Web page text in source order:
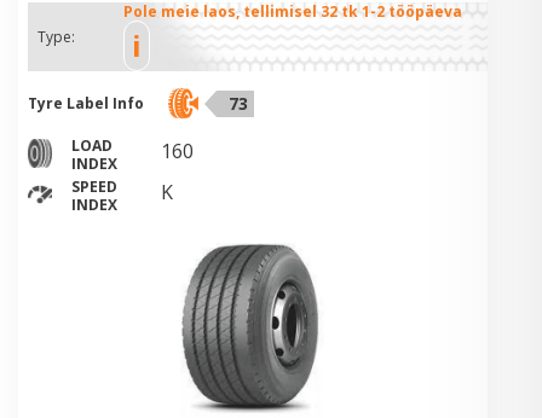
Type:
Pole meie laos, tellimisel 32 tk 1-2 tööpäeva
i
Tyre Label Info 73
LOAD
INDEX
160
SPEED
INDEX
K